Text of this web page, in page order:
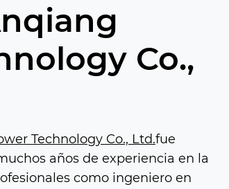
Co.,
Technology Co., Ltd.fue
años de experiencia en la
como ingeniero en